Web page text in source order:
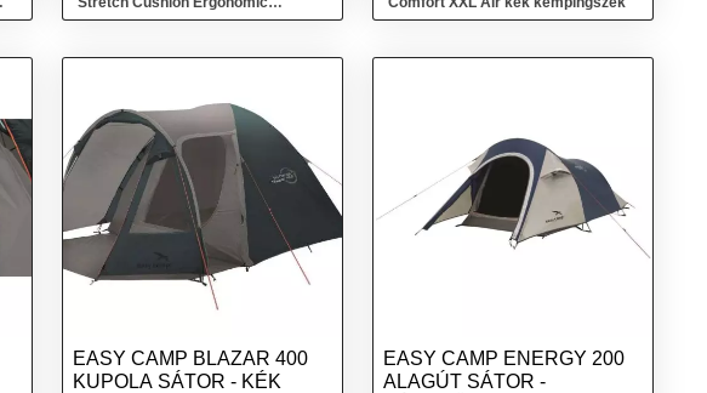
44x28x11 cm kék
EASY CAMP BLAZAR 400
KUPOLA SÁTOR - KÉK
EASY CAMP ENERGY 200
ALAGÚT SÁTOR -